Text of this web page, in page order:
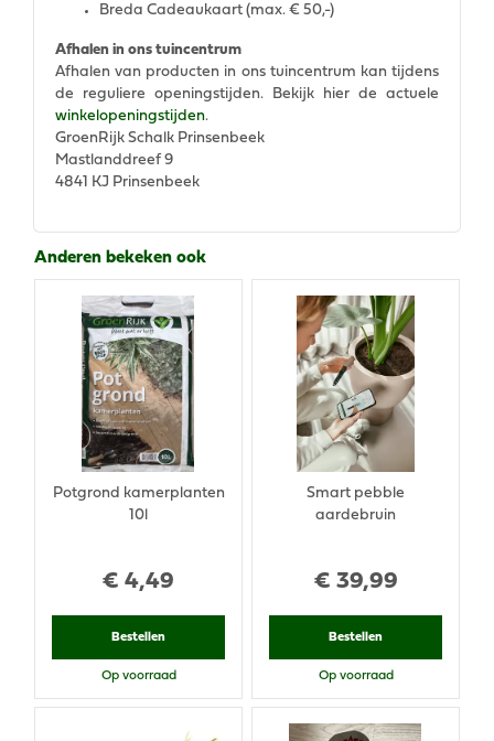
Breda Cadeaukaart (max. € 50,-)
Afhalen in ons tuincentrum
Afhalen van producten in ons tuincentrum kan tijdens
de reguliere openingstijden. Bekijk hier de actuele
winkelopeningstijden.
GroenRijk Schalk Prinsenbeek
Mastlanddreef 9
4841 KJ Prinsenbeek
Anderen bekeken ook
€ 4,49
Potgrond kamerplanten
10l
Bestellen
Op voorraad
€ 39,99
Smart pebble
aardebruin
Bestellen
Op voorraad